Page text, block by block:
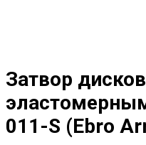
Затвор
011-S (Ebro